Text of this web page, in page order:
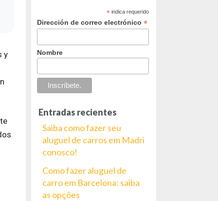
y
* indica requerido
Dirección de correo electrónico*
Nombre
Entradas recientes
Saiba como fazer seu
aluguel de carros em Madri
conosco!
Como fazer aluguel de
carro em Barcelona: saiba
as opções